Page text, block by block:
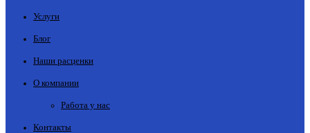
Услуги
Блог
Наши расценки
О компании
Работа у нас
Контакты